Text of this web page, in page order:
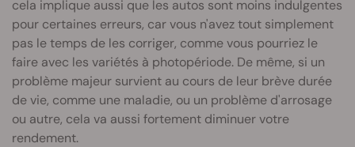
cela implique aussi que les autos sont moins indulgentes
pour certaines erreurs, car vous n'avez tout simplement
pas le temps de les corriger, comme vous pourriez le
faire avec les variétés à photopériode. De même, si un
problème majeur survient au cours de leur brève durée
de vie, comme une maladie, ou un problème d'arrosage
ou autre, cela va aussi fortement diminuer votre
rendement.